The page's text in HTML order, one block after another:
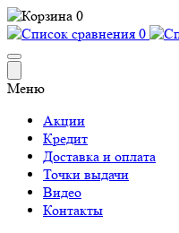
0
0
Меню
Акции
Кредит
Доставка и оплата
Точки выдачи
Видео
Контакты